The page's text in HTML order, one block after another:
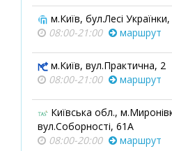
м.Київ, бул.Лесі Українки,
08:00-21:00
маршрут
м.Київ, вул.Практична, 2
08:00-21:00
маршрут
Київська обл.,
вул.Соборності, 61А
08:00-20:00
маршрут